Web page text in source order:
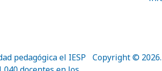
pedagógica el IESP
Copyright ©